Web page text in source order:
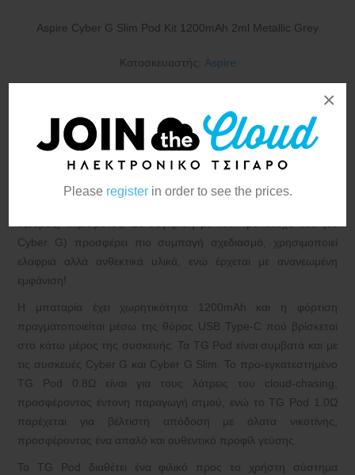
Please registerin order to see the prices.
×
Aspire Cyber G Slim Pod Kit 1200mAh 2ml Metallic Grey
Κατασκευαστής: Aspire
Το Cyber G Slim είναι το νεότερο μέλος της σειράς Cyber,
Cyber G) προσφέρει πιο συμπαγή σχεδιασμό, χρησιμοποιεί
ελαφριά αλλά ανθεκτικά υλικά, ενώ έρχεται με ανανεωμένη
εμφάνιση!
Η μπαταρία έχει χωρητικότητα 1200mAh και η φόρτιση
πραγματοποιείται μέσω της θύρας USB Type-C πού βρίσκεται
στο κάτω μέρος της συσκευής. Τα TG Pod είναι συμβατά και με
τις συσκευές Cyber ​​G και Cyber ​​G Slim. Το προ-εγκατεστημένο
TG Pod 0.8Ω είναι για τους λάτρεις του cloud-chasing,
προσφέροντας έντονη παραγωγή ατμού, ενώ το TG Pod 1.0Ω
παρέχεται για βέλτιστη απόδοση με άλατα νικοτίνης,
προσφέροντας ένα απαλό και αυθεντικό προφίλ γεύσης.
Το TG Pod διαθέτει ένα φιλικό προς το χρήστη σύστημα